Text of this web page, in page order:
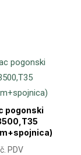
pogonski
PDV